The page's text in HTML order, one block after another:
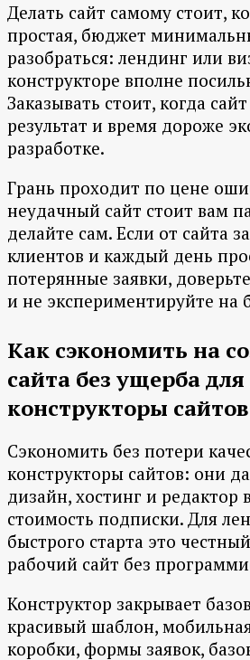
Делать сайт самому стоит,
простая, бюджет
разобраться: лендинг или
конструкторе вполне
Заказывать стоит, когда
результат и время дороже
разработке.
Грань проходит по цене
неудачный сайт стоит вам
делайте сам. Если от сайта
клиентов и каждый день
потерянные заявки,
и не экспериментируйте на
Как сэкономить на
сайта без ущерба
конструкторы сайтов
Сэкономить без потери
конструкторы сайтов: они
дизайн, хостинг и редактор
стоимость подписки. Для
быстрого старта это
рабочий сайт без
Конструктор закрывает
красивый шаблон,
коробки, формы заявок,